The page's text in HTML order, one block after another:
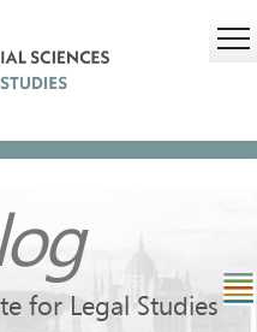
for Legal Studies